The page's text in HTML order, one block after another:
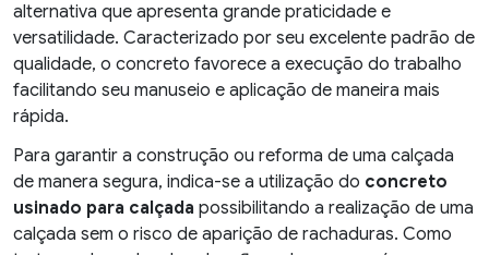
alternativa que apresenta grande praticidade e
versatilidade. Caracterizado por seu excelente padrão de
qualidade, o concreto favorece a execução do trabalho
facilitando seu manuseio e aplicação de maneira mais
rápida.
Para garantir a construção ou reforma de uma calçada
de manera segura, indica-se a utilização do concreto
usinado para calçada possibilitando a realização de uma
calçada sem o risco de aparição de rachaduras. Como